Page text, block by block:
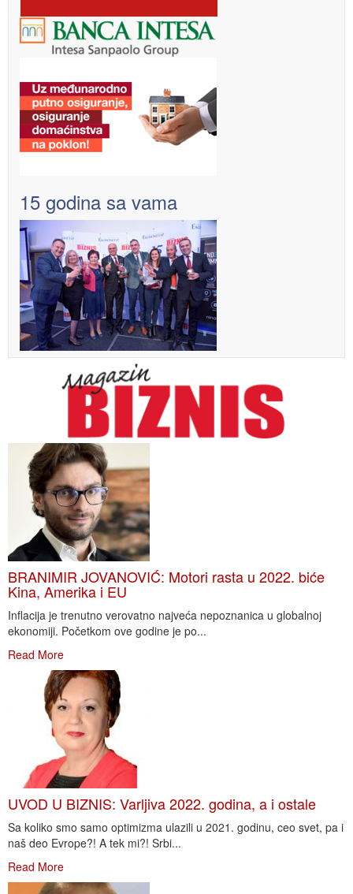
15 godina sa vama
BRANIMIR JOVANOVIĆ: Motori rasta u 2022. biće
Kina, Amerika i EU
Inflacija je trenutno verovatno najveća nepoznanica u globalnoj
ekonomiji. Početkom ove godine je po...
Read More
UVOD U BIZNIS: Varljiva 2022. godina, a i ostale
Sa koliko smo samo optimizma ulazili u 2021. godinu, ceo svet, pa i
naš deo Evrope?! A tek mi?! Srbi...
Read More